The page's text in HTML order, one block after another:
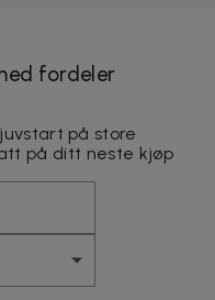
fordeler
på store
på ditt neste kjøp